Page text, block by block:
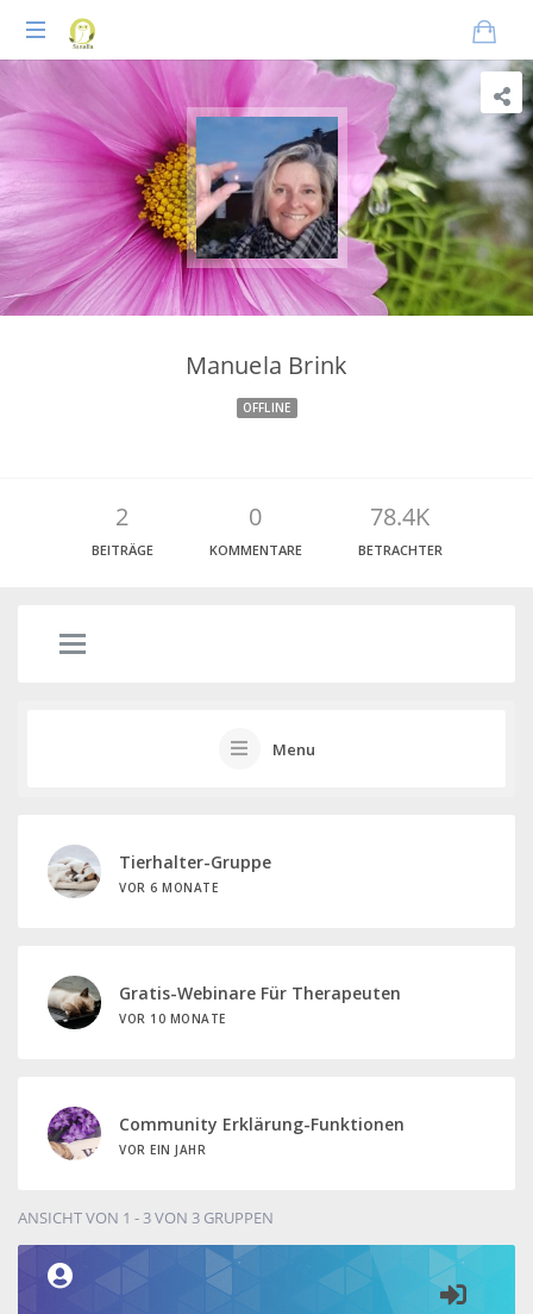
Coaching
Tierheilpraktiker
Manuela Brink
OFFLINE
2
BEITRÄGE
0
KOMMENTARE
78.4K
BETRACHTER
Menu
Tierhalter-Gruppe
VOR 6 MONATE
Gratis-Webinare Für Therapeuten
VOR 10 MONATE
Community Erklärung-Funktionen
VOR EIN JAHR
ANSICHT VON 1 - 3 VON 3 GRUPPEN